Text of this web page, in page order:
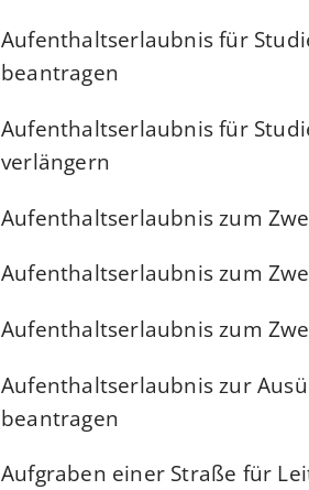
Aufenthaltserlaubnis für
beantragen
Aufenthaltserlaubnis für
verlängern
Aufenthaltserlaubnis zum
Aufenthaltserlaubnis zum
Aufenthaltserlaubnis zum
Aufenthaltserlaubnis zur
beantragen
Aufgraben einer Straße für